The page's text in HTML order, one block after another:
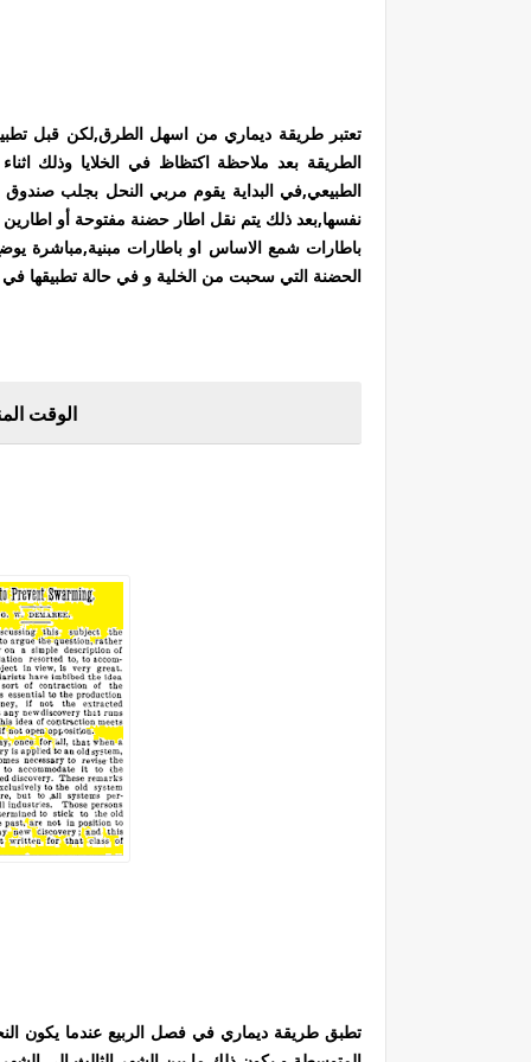
تعتبر طريقة ديماري من اسهل الطرق,لكن قبل
الطريقة بعد ملاحظة اكتظاظ في الخلايا وذلك
الطبيعي,في البداية يقوم مربي النحل بجلب صندوق
نفسها,بعد ذلك يتم نقل اطار حضنة مفتوحة أو اطارين
باطارات شمع الاساس او باطارات مبنية,مباشرة
الحضنة التي سحبت من الخلية و في حالة تطبيقها في
الوقت
تطبق طريقة ديماري في فصل الربيع عندما يكون